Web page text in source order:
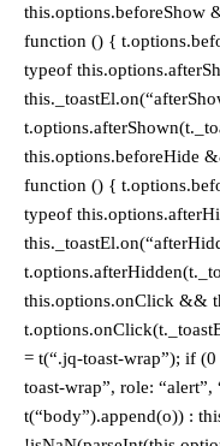
this.options.beforeShow
function () {
typeof
this.options.beforeHide
function () {
typeof
this.options.onClick &&
= t(“.jq-toast-wrap”); if
toast-wrap”, role:
t(“body”).append(o)) :